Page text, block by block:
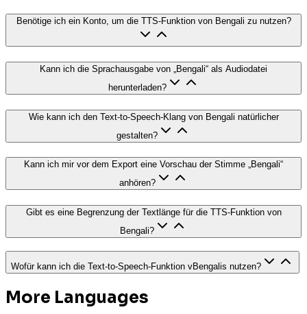
Benötige ich ein Konto, um die TTS-Funktion von Bengali zu nutzen?
Kann ich die Sprachausgabe von „Bengali“ als Audiodatei
herunterladen?
Wie kann ich den Text-to-Speech-Klang von Bengali natürlicher
gestalten?
Kann ich mir vor dem Export eine Vorschau der Stimme „Bengali“
anhören?
Gibt es eine Begrenzung der Textlänge für die TTS-Funktion von
Bengali?
Wofür kann ich die Text-to-Speech-Funktion vBengalis nutzen?
More Languages